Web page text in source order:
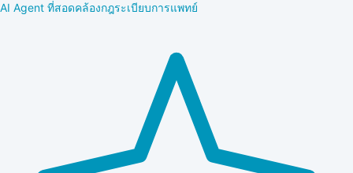
AI Agent ที่สอดคล้องกฎระเบียบการแพทย์